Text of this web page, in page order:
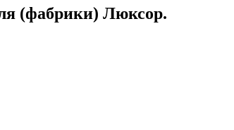
(фабрики) Люксор.